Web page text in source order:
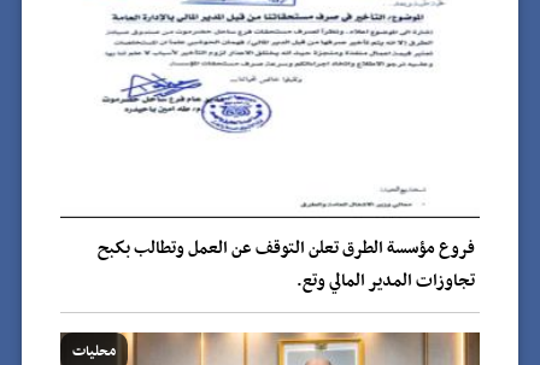
فروع مؤسسة الطرق تعلن التوقف عن العمل وتطالب بكبح
تجاوزات المدير المالي وتع.
محليات